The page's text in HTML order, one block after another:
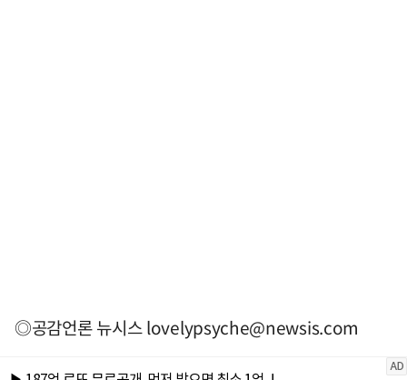
◎공감언론 뉴시스lovelypsyche@newsis.com